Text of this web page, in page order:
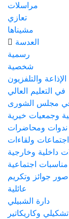
مراسلات
تعازي
مشيناها
العدسة
رسمية
شخصية
والتلفزيون
في التعليم العالي
مجلس الشورى
وجمعيات خيرية
ندوات ومحاضرات
اجتماعات ولقاءات
داخلية وخارجية
مناسبات اجتماعية
صور جوائز وتكريم
عائلية
دارة الشبيلي
وكاريكاتير